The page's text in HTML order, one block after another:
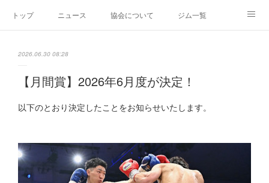
トップ ニュース 協会について ジム一覧
2026.06.30 08:28
【月間賞】2026年6月度が決定！
以下のとおり決定したことをお知らせいたします。